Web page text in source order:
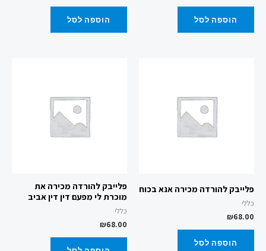
הוספה לסל הוספה לסל
פלייבק להורדה מכירה אנא בכוח
כללי
₪68.00
הוספה לסל
פלייבק להורדה מכירה את
מוכרת לי מפעם דין דין אביב
כללי
₪68.00